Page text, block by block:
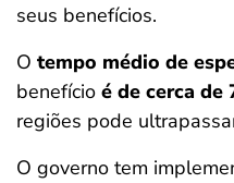
seus benefícios.
O tempo médio de
benefício é de cerca de
regiões pode
O governo tem